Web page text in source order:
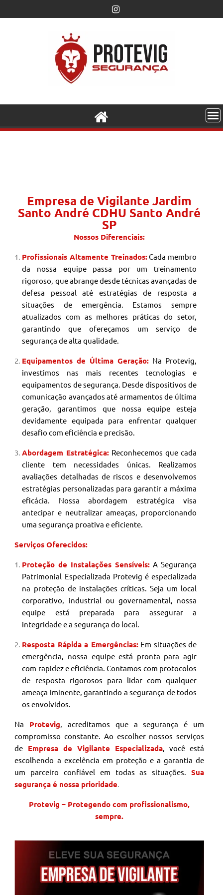
Empresa de Vigilante Jardim
Santo André CDHU Santo André
SP
Nossos Diferenciais:
Profissionais Altamente Treinados:Cada membro
da nossa equipe passa por um treinamento
rigoroso, que abrange desde técnicas avançadas de
defesa pessoal até estratégias de resposta a
situações de emergência. Estamos sempre
atualizados com as melhores práticas do setor,
garantindo que ofereçamos um serviço de
segurança de alta qualidade.
Equipamentos de Última Geração: Na Protevig,
investimos nas mais recentes tecnologias e
equipamentos de segurança. Desde dispositivos de
comunicação avançados até armamentos de última
geração, garantimos que nossa equipe esteja
devidamente equipada para enfrentar qualquer
desafio com eficiência e precisão.
Abordagem Estratégica: Reconhecemos que cada
cliente tem necessidades únicas. Realizamos
avaliações detalhadas de riscos e desenvolvemos
estratégias personalizadas para garantir a máxima
eficácia. Nossa abordagem estratégica visa
antecipar e neutralizar ameaças, proporcionando
uma segurança proativa e eficiente.
Serviços Oferecidos:
Proteção de Instalações Sensíveis: A Segurança
Patrimonial Especializada Protevig é especializada
na proteção de instalações críticas. Seja um local
corporativo, industrial ou governamental, nossa
equipe está preparada para assegurar a
integridade e a segurança do local.
Resposta Rápida a Emergências: Em situações de
emergência, nossa equipe está pronta para agir
com rapidez e eficiência. Contamos com protocolos
de resposta rigorosos para lidar com qualquer
ameaça iminente, garantindo a segurança de todos
os envolvidos.
Na Protevig , acreditamos que a segurança é um
compromisso constante. Ao escolher nossos serviços
de Empresa de Vigilante Especializada, você está
escolhendo a excelência em proteção e a garantia de
um parceiro confiável em todas as situações.
Sua
segurança é nossa prioridade
Protevig – Protegendo com profissionalismo,
sempre.